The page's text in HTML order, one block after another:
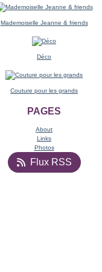
Mademoiselle Jeanne & friends
Déco
Couture pour les grands
PAGES
About
Links
Photos
Flux RSS